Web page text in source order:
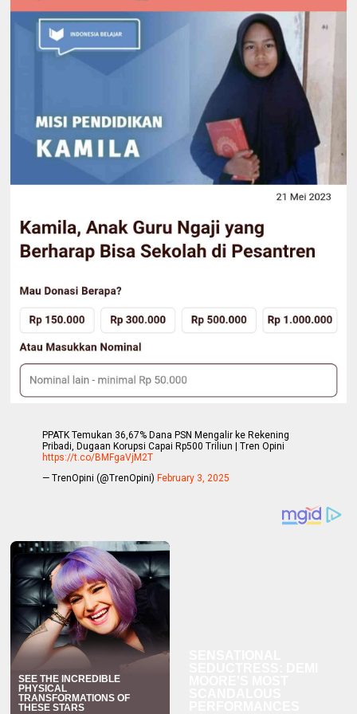
PPATK Temukan 36,67% Dana PSN Mengalir ke Rekening
Pribadi, Dugaan Korupsi Capai Rp500 Triliun | Tren Opini
https://t.co/BMFgaVjM2T
— TrenOpini (@TrenOpini) February 3, 2025